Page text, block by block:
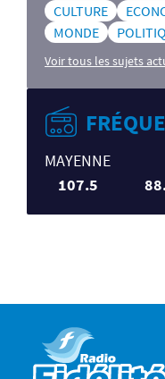
CULTURE
MONDE
Voir tous les sujets
MAYENNE
107.5